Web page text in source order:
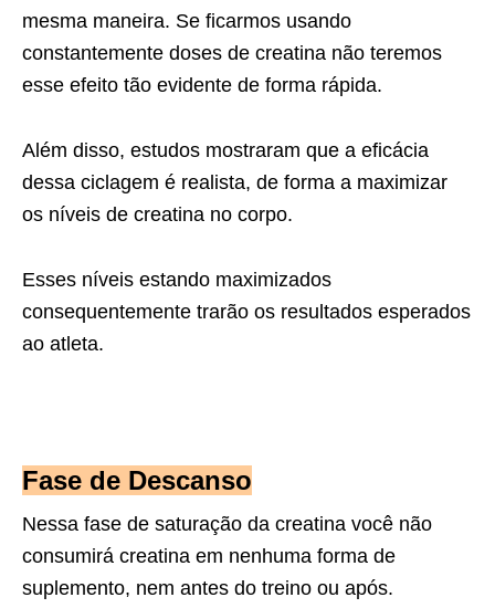
mesma maneira. Se ficarmos usando
constantemente doses de creatina não teremos
esse efeito tão evidente de forma rápida.
Além disso, estudos mostraram que a eficácia
dessa ciclagem é realista, de forma a maximizar
os níveis de creatina no corpo.
Esses níveis estando maximizados
consequentemente trarão os resultados esperados
ao atleta.
Fase de Descanso
Nessa fase de saturação da creatina você não
consumirá creatina em nenhuma forma de
suplemento, nem antes do treino ou após.